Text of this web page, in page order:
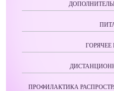
ПРОФИЛАКТИКА